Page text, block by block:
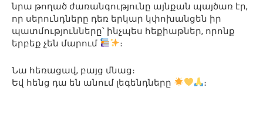
նրա թողած ժառանգությունը այնքան պայծառ էր,
որ սերունդները դեռ երկար կփոխանցեն իր
պատմությունները՝ ինչպես հեքիաթներ, որոնք
երբեք չեն մարում
։
Նա հեռացավ, բայց մնաց։
Եվ հենց դա են անում լեգենդները
։